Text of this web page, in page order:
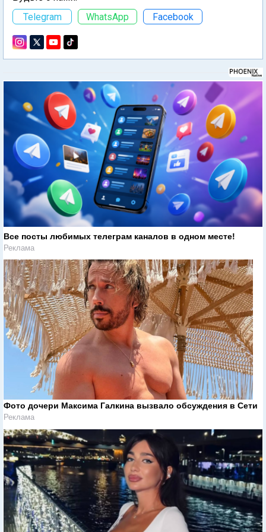
Telegram
WhatsApp Facebook
Все посты любимых телеграм каналов в одном месте!
Реклама
Фото дочери Максима Галкина вызвало обсуждения в Сети
Реклама